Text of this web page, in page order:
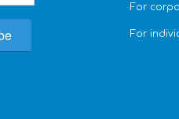
For
For